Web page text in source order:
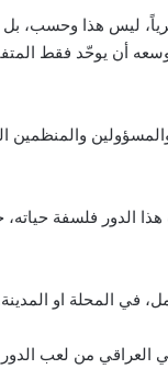
ليس هذا وحسب،
أن يوحّد فقط
والمنظمين
الدور فلسفة
في المحلة او
من لعب الدور